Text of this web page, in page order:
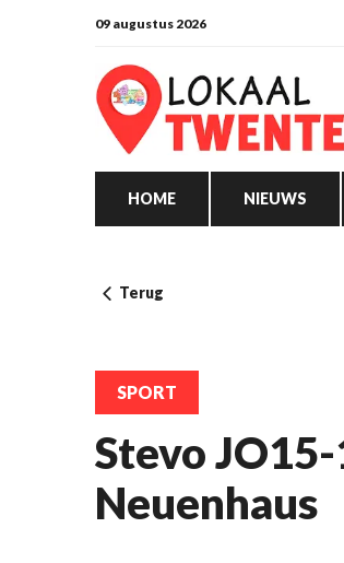
09 augustus 2026
HOME NIEUWS
Terug
SPORT
Stevo
Neuenhaus